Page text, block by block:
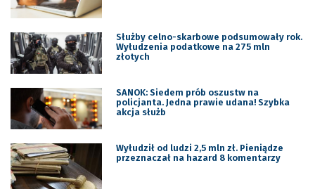
Służby celno-skarbowe podsumowały rok.
Wyłudzenia podatkowe na 275 mln
złotych
SANOK: Siedem prób oszustw na
policjanta. Jedna prawie udana! Szybka
akcja służb
Wyłudził od ludzi 2,5 mln zł. Pieniądze
przeznaczał na hazard 8 komentarzy